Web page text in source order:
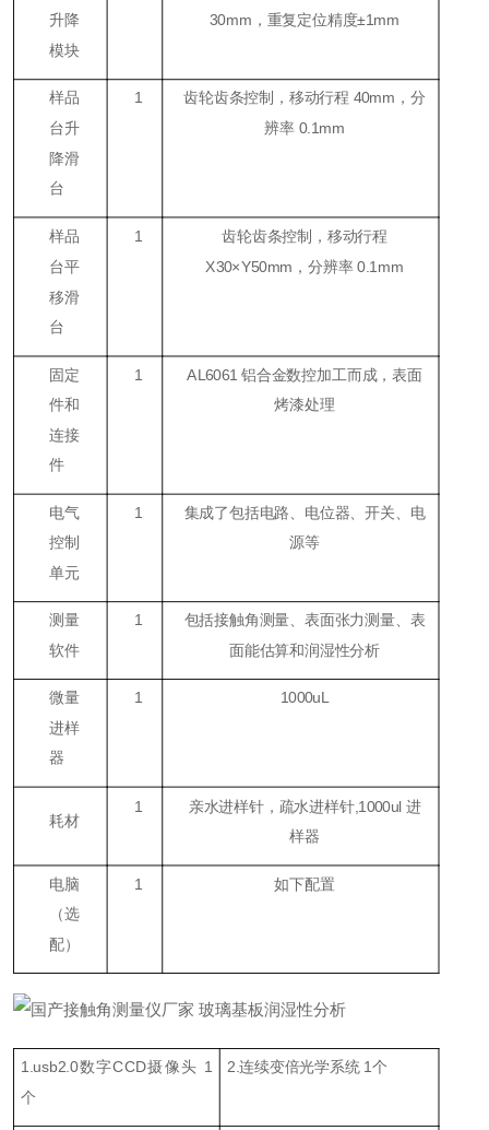
升降
模块
30mm，重复定位精度±1mm
样品
台升
降滑
台
1 齿轮齿条控制，移动行程 40mm，分
辨率 0.1mm
样品
台平
移滑
台
1 齿轮齿条控制，移动行程
X30×Y50mm，分辨率 0.1mm
固定
件和
连接
件
1
AL6061 铝合金数控加工而成，表面
烤漆处理
电气
控制
单元
1 集成了包括电路、电位器、开关、电
源等
测量
软件
1 包括接触角测量、表面张力测量、表
面能估算和润湿性分析
微量
进样
器
1 1000uL
耗材
1 亲水进样针，疏水进样针,1000ul 进
样器
电脑
（选
配）
1 如下配置
1.usb2.0数字CCD摄像头 1
个
2.连续变倍光学系统 1个